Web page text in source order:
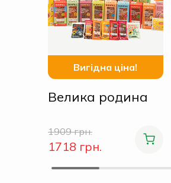
Вигідна ціна!
Велика родина
1909 грн.
1718 грн.